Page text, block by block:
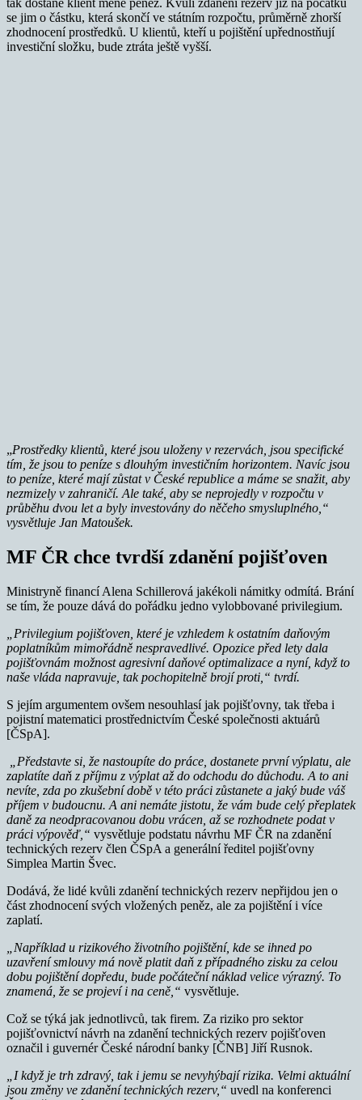
se jim o částku, která skončí ve státním rozpočtu, průměrně zhorší
zhodnocení prostředků. U klientů, kteří u pojištění upřednostňují
investiční složku, bude ztráta ještě vyšší.
„Prostředky klientů, které jsou uloženy v rezervách, jsou specifické
tím, že jsou to peníze s dlouhým investičním horizontem. Navíc jsou
to peníze, které mají zůstat v České republice a máme se snažit, aby
nezmizely v zahraničí. Ale také, aby se neprojedly v rozpočtu v
průběhu dvou let a byly investovány do něčeho smysluplného,“
vysvětluje Jan Matoušek.
MF ČR chce tvrdší zdanění pojišťoven
Ministryně financí Alena Schillerová jakékoli námitky odmítá. Brání
se tím, že pouze dává do pořádku jedno vylobbované privilegium.
„Privilegium pojišťoven, které je vzhledem k ostatním daňovým
poplatníkům mimořádně nespravedlivé. Opozice před lety dala
pojišťovnám možnost agresivní daňové optimalizace a nyní, když to
naše vláda napravuje, tak pochopitelně brojí proti,“ tvrdí.
S jejím argumentem ovšem nesouhlasí jak pojišťovny, tak třeba i
pojistní matematici prostřednictvím České společnosti aktuárů
[ČSpA].
„Představte si, že nastoupíte do práce, dostanete první výplatu, ale
zaplatíte daň z příjmu z výplat až do odchodu do důchodu. A to ani
nevíte, zda po zkušební době v této práci zůstanete a jaký bude váš
příjem v budoucnu. A ani nemáte jistotu, že vám bude celý přeplatek
daně za neodpracovanou dobu vrácen, až se rozhodnete podat v
práci výpověď,“ vysvětluje podstatu návrhu MF ČR na zdanění
technických rezerv člen ČSpA a generální ředitel pojišťovny
Simplea Martin Švec.
Dodává, že lidé kvůli zdanění technických rezerv nepřijdou jen o
část zhodnocení svých vložených peněz, ale za pojištění i více
zaplatí.
„Například u rizikového životního pojištění, kde se ihned po
uzavření smlouvy má nově platit daň z případného zisku za celou
dobu pojištění dopředu, bude počáteční náklad velice výrazný. To
znamená, že se projeví i na ceně,“ vysvětluje.
Což se týká jak jednotlivců, tak firem. Za riziko pro sektor
pojišťovnictví návrh na zdanění technických rezerv pojišťoven
označil i guvernér České národní banky [ČNB] Jiří Rusnok.
„I když je trh zdravý, tak i jemu se nevyhýbají rizika. Velmi aktuální
jsou změny ve zdanění technických rezerv,“ uvedl na konferenci